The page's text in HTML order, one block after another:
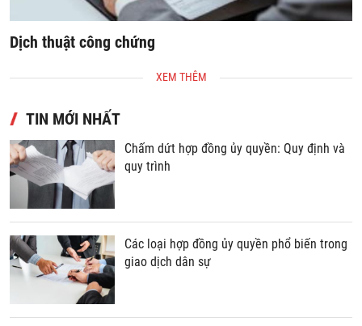
Dịch thuật công chứng
XEM THÊM
TIN MỚI NHẤT
Chấm dứt hợp đồng ủy quyền: Quy định và
quy trình
Các loại hợp đồng ủy quyền phổ biến trong
giao dịch dân sự